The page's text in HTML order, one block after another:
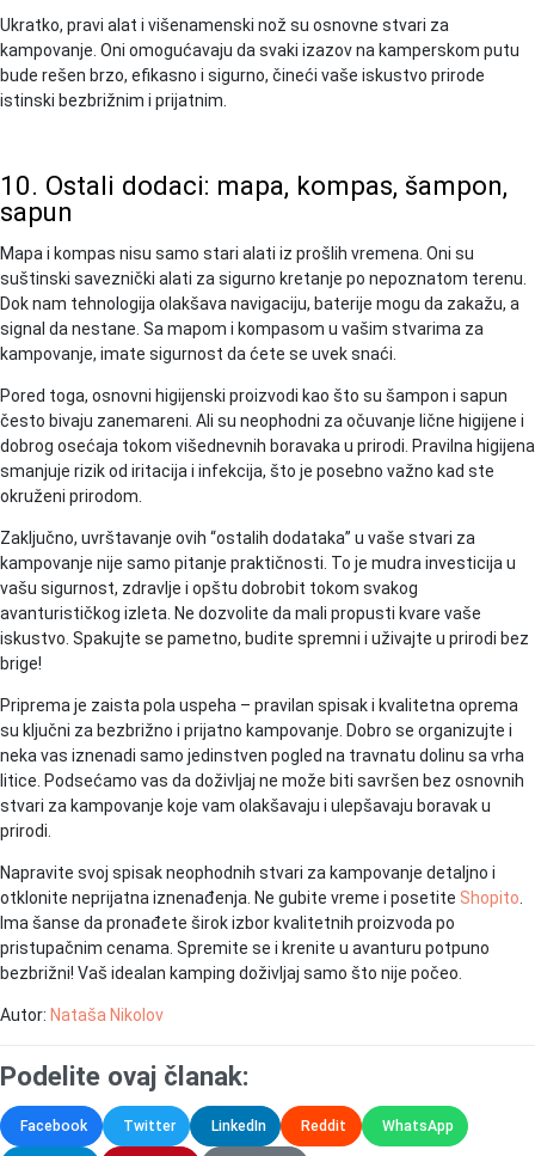
Ukratko, pravi alat i višenamenski nož su osnovne stvari za
kampovanje. Oni omogućavaju da svaki izazov na kamperskom putu
bude rešen brzo, efikasno i sigurno, čineći vaše iskustvo prirode
istinski bezbrižnim i prijatnim.
10. Ostali dodaci: mapa, kompas, šampon,
sapun
Mapa i kompas nisu samo stari alati iz prošlih vremena. Oni su
suštinski saveznički alati za sigurno kretanje po nepoznatom terenu.
Dok nam tehnologija olakšava navigaciju, baterije mogu da zakažu, a
signal da nestane. Sa mapom i kompasom u vašim stvarima za
kampovanje, imate sigurnost da ćete se uvek snaći.
Pored toga, osnovni higijenski proizvodi kao što su šampon i sapun
često bivaju zanemareni. Ali su neophodni za očuvanje lične higijene i
dobrog osećaja tokom višednevnih boravaka u prirodi. Pravilna higijena
smanjuje rizik od iritacija i infekcija, što je posebno važno kad ste
okruženi prirodom.
Zaključno, uvrštavanje ovih “ostalih dodataka” u vaše stvari za
kampovanje nije samo pitanje praktičnosti. To je mudra investicija u
vašu sigurnost, zdravlje i opštu dobrobit tokom svakog
avanturističkog izleta. Ne dozvolite da mali propusti kvare vaše
iskustvo. Spakujte se pametno, budite spremni i uživajte u prirodi bez
brige!
Priprema je zaista pola uspeha – pravilan spisak i kvalitetna oprema
su ključni za bezbrižno i prijatno kampovanje. Dobro se organizujte i
neka vas iznenadi samo jedinstven pogled na travnatu dolinu sa vrha
litice. Podsećamo vas da doživljaj ne može biti savršen bez osnovnih
stvari za kampovanje koje vam olakšavaju i ulepšavaju boravak u
prirodi.
Napravite svoj spisak neophodnih stvari za kampovanje detaljno i
otklonite neprijatna iznenađenja. Ne gubite vreme i posetite Shopito
Ima šanse da pronađete širok izbor kvalitetnih proizvoda po
pristupačnim cenama. Spremite se i krenite u avanturu potpuno
bezbrižni! Vaš idealan kamping doživljaj samo što nije počeo.
Autor: Nataša Nikolov
Podelite ovaj članak:
Facebook Twitter LinkedIn Reddit WhatsApp